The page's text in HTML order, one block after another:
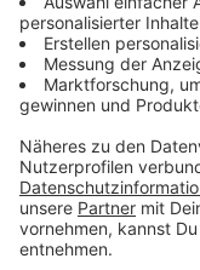
Zur Internetseite
Anzeige
Stadtstrand
Anzeige